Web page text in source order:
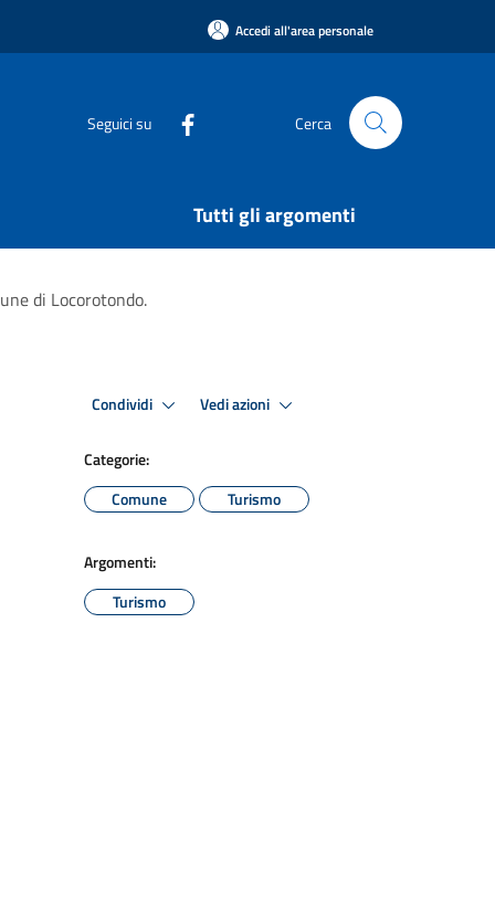
Accedi all'area personale
Seguici su Cerca
Tutti gli argomenti
di Locorotondo.
Condividi Vedi azioni
Categorie:
Comune
Turismo
Argomenti:
Turismo